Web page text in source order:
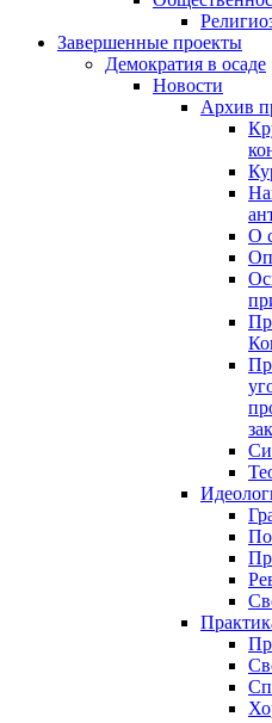
Завершенные проекты
Демократия в осаде
Новости
Архив
О